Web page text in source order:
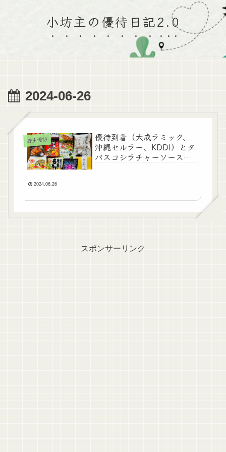
小坊主の優待日記2.0
2024-06-26
株主優待
優待到着（大成ラミック、
沖縄セルラー、KDDI）とタ
バスコシラチャーソースを
2024.06.26
スポンサーリンク